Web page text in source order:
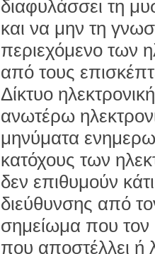
διαφυλάσσει τη
και να μην τη
περιεχόμενο των
από τους
Δίκτυο
ανωτέρω
μηνύματα
κατόχους των
δεν επιθυμούν
διεύθυνσης από
σημείωμα που τον
που αποστέλλει ή